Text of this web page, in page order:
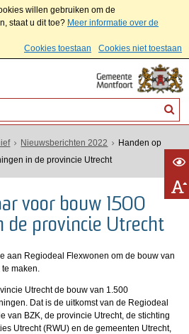
willen gebruiken om de
staat u dit toe? Meer informatie over de
Cookies toestaan
Cookies niet toestaan
Nieuwsberichten 2022
Handen op
in de provincie Utrecht
voor bouw 1500
de provincie Utrecht
aan Regiodeal Flexwonen om de bouw van
maken.
Utrecht de bouw van 1.500
Dat is de uitkomst van de Regiodeal
van BZK, de provincie Utrecht, de stichting
Utrecht (RWU) en de gemeenten Utrecht,